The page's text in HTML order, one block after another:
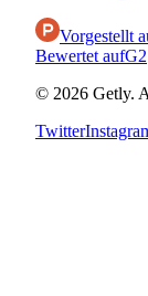
Vorgestellt
Bewertet aufG2
© 2026 Getly.
Twitter